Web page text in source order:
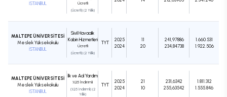
İSTANBUL
Ücretli
(Ücretli) (2 Yıllık)
MALTEPE ÜNİVERSİTESİ
Meslek Yüksekokulu
İSTANBUL
Sivil Havacılık
Kabin Hizmetleri
Ücretli
(Ücretli) (2 Yıllık)
TYT
2025
2024
11
20
241,97886
234,84738
1.660.531
1.922.506
MALTEPE ÜNİVERSİTESİ
Meslek Yüksekokulu
İSTANBUL
İlk ve Acil Yardım
%25 İndirimli
(%25 İndirimli) (2
Yıllık)
TYT
2025
2024
21
10
231,6342
255,63542
1.811.312
1.555.846